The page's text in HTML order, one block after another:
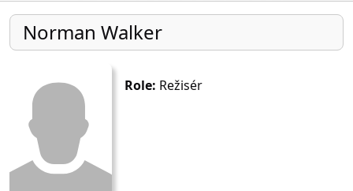
Norman Walker
Role: Režisér